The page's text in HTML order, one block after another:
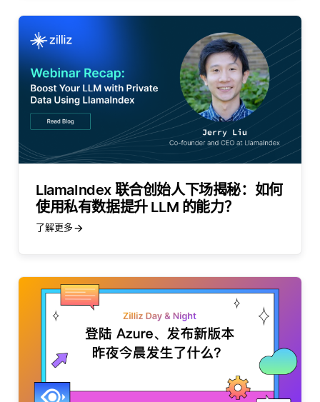
LlamaIndex 联合创始人下场揭秘：如何
使用私有数据提升 LLM 的能力？
了解更多